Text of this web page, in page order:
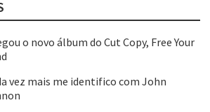
o novo álbum do Cut Copy, Free Your
vez mais me identifico com John